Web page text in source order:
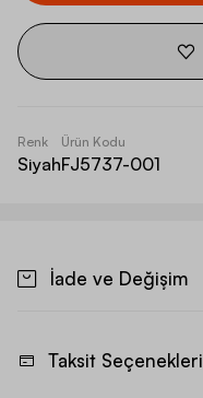
Renk
Siyah
Ürün Kodu
FJ5737-001
İade ve Değişim
Taksit Seçenekleri